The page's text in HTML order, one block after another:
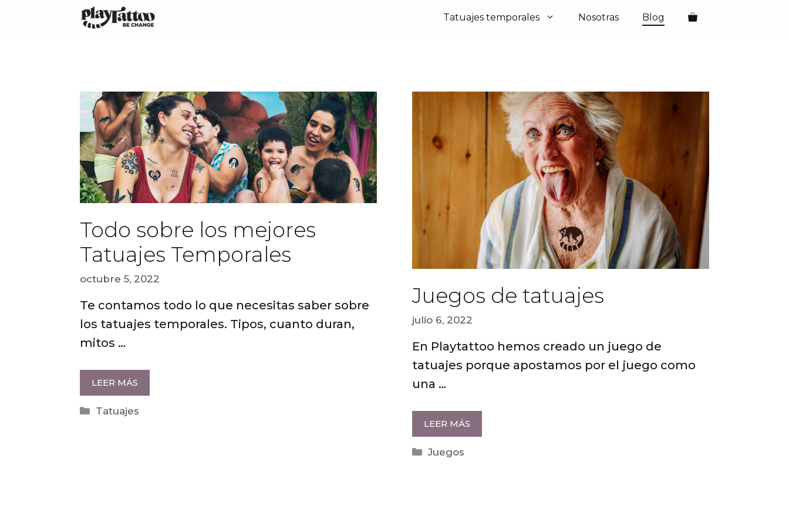
Tatuajes temporales Nosotras Blog
Todo sobre los mejores
Tatuajes Temporales
octubre 5, 2022
Te contamos todo lo que necesitas saber sobre
los tatuajes temporales. Tipos, cuanto duran,
mitos …
LEER MÁS
Categorías
Tatuajes
Juegos de tatuajes
julio 6, 2022
En Playtattoo hemos creado un juego de
tatuajes porque apostamos por el juego como
una …
LEER MÁS
Categorías
Juegos